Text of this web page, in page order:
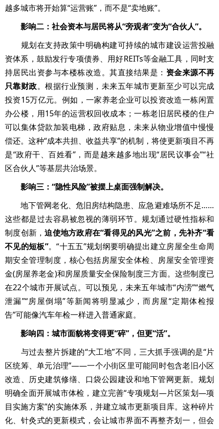
越多城市将开始算“运营账”，而不是“卖地账”。
影响二：社会资本与居民将从“旁观者”变为“合伙人”。
规划在支持政策中明确构建可持续的城市建设运营投融
资体系，鼓励发行专项债券、用好REITs等金融工具，同时支
持居民出资参与本楼栋改造。其直接结果是： 资金来源不再
只靠财政。根据行业预测，未来五年城市更新至少可以完成
投资15万亿元。例如，一家养老企业可以投资改造一栋闲置
办公楼，用15年的运营权回收成本；一栋老旧居民楼的住户
可以集体贷款加装电梯，政府贴息，未来从物业增值中慢慢
偿还。这种“成本共担、收益共享”的机制，将使更新项目不再
是“政府干、百姓看”，而是越来越多地出现“居民议事会”“社
区合伙人”等基层共治场景。
影响三：“隐性风险”被摆上桌面强制解决。
地下管网老化、危旧房结构隐患、应急避难场所不足……
这些都是过去容易被忽视的薄弱环节。规划通过硬性指标和
制度创新，迫使地方政府在“看得见的风光”之前，先补齐“看
不见的短板”。“十五五”规划纲要明确提出建立房屋全生命周
期安全管理制度，核心包括房屋安全体检、房屋安全管理资
金(房屋养老金)和房屋质量安全保险制度三方面。这些制度已
在22个城市开展试点。可以预见，未来五年城市“内涝”“燃气
泄漏”“房屋倒塌”等新闻将明显减少，而房屋“定期体检报
告”可能像汽车年检一样进入普通家庭。
影响四：城市面貌将变得更“碎”，但更“活”。
与过去整片拆建的“大工地”不同，三大抓手强调的是“片
区统筹、单元治理”——一个小街区里可能同时包含老旧小区
改造、历史建筑修缮、口袋公园建设和地下管网更新。规划
明确全面开展城市体检，建立完善“专项规划—片区策划—项
目实施方案”的实施体系，并建立城市更新项目库。这种碎片
化、针灸式的更新模式，会让城市界面不再整齐划一，但会